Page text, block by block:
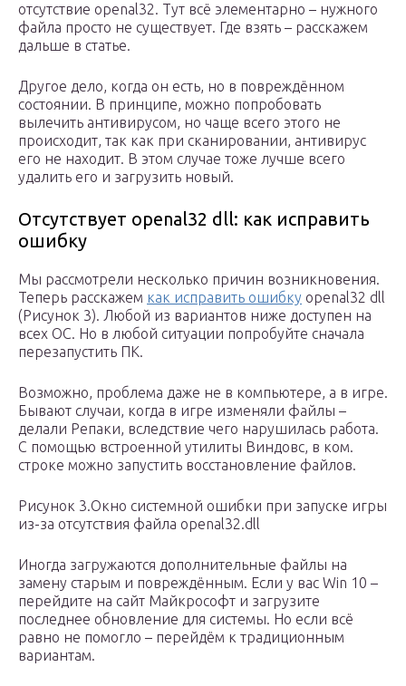
отсутствие openal32. Тут всё элементарно – нужного
файла просто не существует. Где взять – расскажем
дальше в статье.
Другое дело, когда он есть, но в повреждённом
состоянии. В принципе, можно попробовать
вылечить антивирусом, но чаще всего этого не
происходит, так как при сканировании, антивирус
его не находит. В этом случае тоже лучше всего
удалить его и загрузить новый.
Отсутствует openal32 dll: как исправить
ошибку
Мы рассмотрели несколько причин возникновения.
Теперь расскажем как исправить ошибку openal32 dll
(Рисунок 3). Любой из вариантов ниже доступен на
всех ОС. Но в любой ситуации попробуйте сначала
перезапустить ПК.
Возможно, проблема даже не в компьютере, а в игре.
Бывают случаи, когда в игре изменяли файлы –
делали Репаки, вследствие чего нарушилась работа.
С помощью встроенной утилиты Виндовс, в ком.
строке можно запустить восстановление файлов.
Рисунок 3.Окно системной ошибки при запуске игры
из-за отсутствия файла openal32.dll
Иногда загружаются дополнительные файлы на
замену старым и повреждённым. Если у вас Win 10 –
перейдите на сайт Майкрософт и загрузите
последнее обновление для системы. Но если всё
равно не помогло – перейдём к традиционным
вариантам.